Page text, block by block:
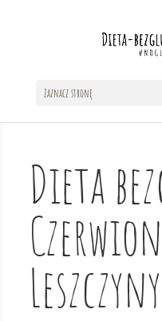
Zaznacz stronę
Dieta
Leszczyny